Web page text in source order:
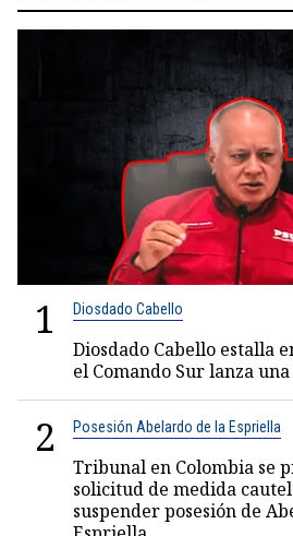
1 Diosdado Cabello
Diosdado Cabello estalla
el Comando Sur lanza
2 Posesión Abelardo de la Espriella
Tribunal en Colombia se
solicitud de medida
suspender posesión de